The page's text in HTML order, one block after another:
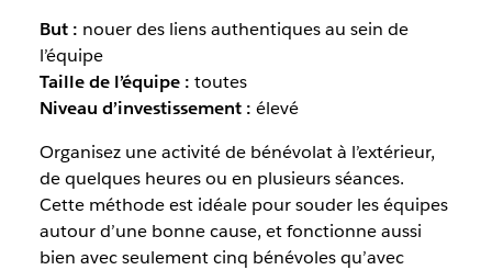
But : nouer des liens authentiques au sein de
l’équipe
Taille de l’équipe : toutes
Niveau d’investissement : élevé
Organisez une activité de bénévolat à l’extérieur,
de quelques heures ou en plusieurs séances.
Cette méthode est idéale pour souder les équipes
autour d’une bonne cause, et fonctionne aussi
bien avec seulement cinq bénévoles qu’avec